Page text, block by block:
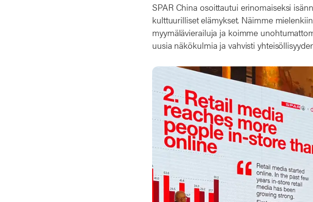
SPAR China osoittautui erinomaiseksi
kulttuurilliset elämykset. Näimme
myymälävierailuja ja koimme
uusia näkökulmia ja vahvisti